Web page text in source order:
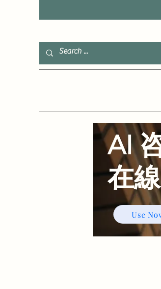
Use
AI
在